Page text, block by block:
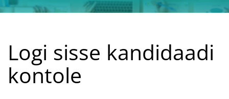
Logi sisse kandidaadi
kontole